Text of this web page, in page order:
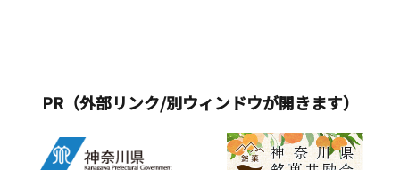
PR（外部リンク/別ウィンドウが開きます）